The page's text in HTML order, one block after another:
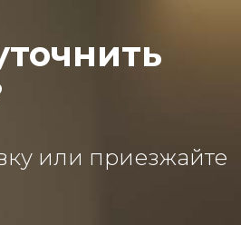
или приезжайте